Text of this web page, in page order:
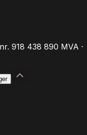
918 438 890 MVA ·